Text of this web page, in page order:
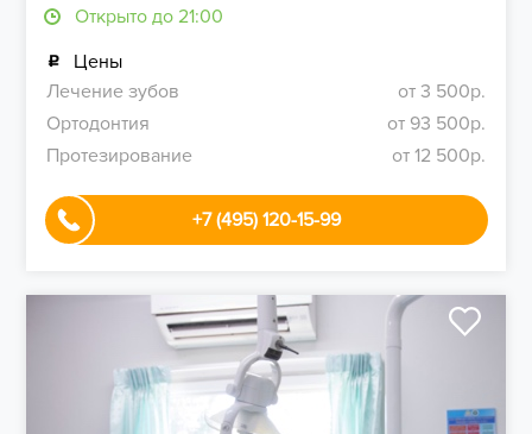
Открыто до 21:00
Цены
Лечение зубов
от 3 500р.
Ортодонтия
от 93 500р.
Протезирование
от 12 500р.
+7 (495) 120-15-99